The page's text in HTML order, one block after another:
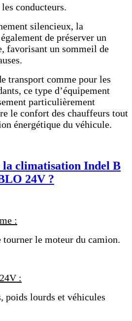
conducteurs.
silencieux, la
de préserver un
favorisant un sommeil de
transport comme pour les
ce type d’équipement
particulièrement
le confort des chauffeurs tout
énergétique du véhicule.
climatisation Indel B
24V ?
:
tourner le moteur du camion.
:
poids lourds et véhicules